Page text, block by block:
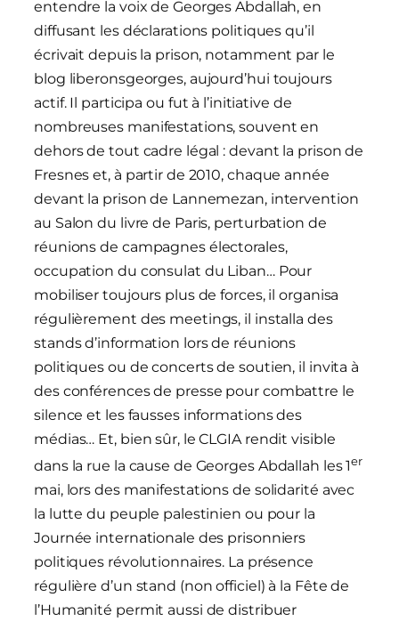
entendre la voix de Georges Abdallah, en
diffusant les déclarations politiques qu’il
écrivait depuis la prison, notamment par le
blog liberonsgeorges, aujourd’hui toujours
actif. Il participa ou fut à l’initiative de
nombreuses manifestations, souvent en
dehors de tout cadre légal : devant la prison de
Fresnes et, à partir de 2010, chaque année
devant la prison de Lannemezan, intervention
au Salon du livre de Paris, perturbation de
réunions de campagnes électorales,
occupation du consulat du Liban… Pour
mobiliser toujours plus de forces, il organisa
régulièrement des meetings, il installa des
stands d’information lors de réunions
politiques ou de concerts de soutien, il invita à
des conférences de presse pour combattre le
silence et les fausses informations des
médias… Et, bien sûr, le CLGIA rendit visible
dans la rue la cause de Georges Abdallah les 1er
mai, lors des manifestations de solidarité avec
la lutte du peuple palestinien ou pour la
Journée internationale des prisonniers
politiques révolutionnaires. La présence
régulière d’un stand (non officiel) à la Fête de
l’Humanité permit aussi de distribuer